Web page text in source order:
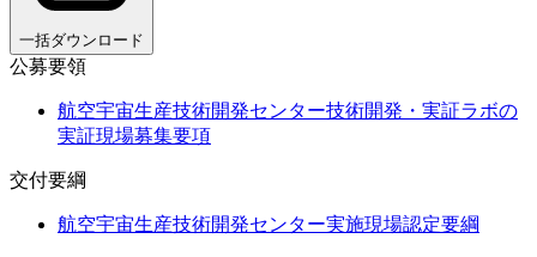
一括ダウンロード
公募要領
航空宇宙生産技術開発センター技術開発・実証ラボの
実証現場募集要項
交付要綱
航空宇宙生産技術開発センター実施現場認定要綱